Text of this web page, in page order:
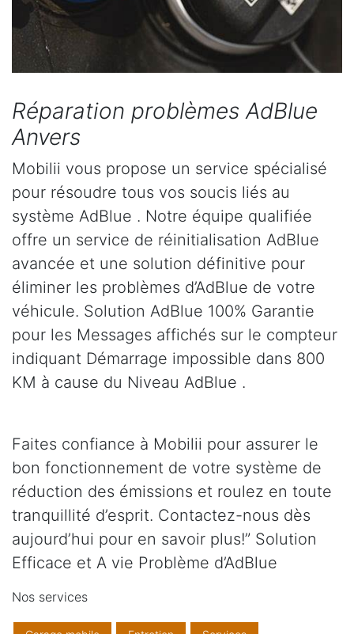
Réparation problèmes AdBlue
Anvers
Mobilii vous propose un service spécialisé
pour résoudre tous vos soucis liés au
système AdBlue . Notre équipe qualifiée
offre un service de réinitialisation AdBlue
avancée et une solution définitive pour
éliminer les problèmes d’AdBlue de votre
véhicule. Solution AdBlue 100% Garantie
pour les Messages affichés sur le compteur
indiquant Démarrage impossible dans 800
KM à cause du Niveau AdBlue .
Faites confiance à Mobilii pour assurer le
bon fonctionnement de votre système de
réduction des émissions et roulez en toute
tranquillité d’esprit. Contactez-nous dès
aujourd’hui pour en savoir plus!” Solution
Efficace et A vie Problème d’AdBlue
Nos services